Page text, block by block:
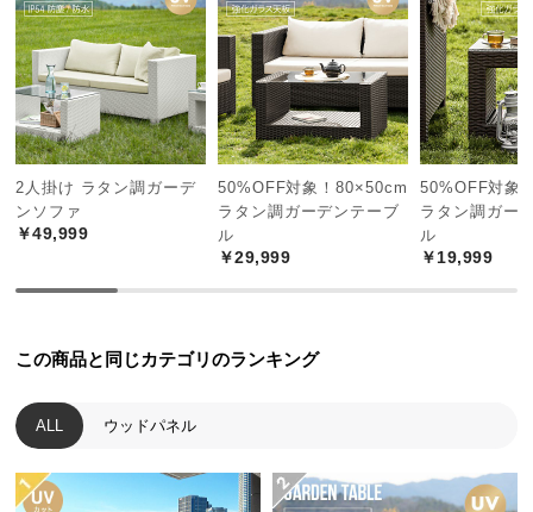
送
に
つ
い
て
中
型
商
送
広々とくつろげるワイドパラソル
直径約3メートルのワイドサイズ！4人掛けテーブル
もすっぽり入り、食事や団欒を楽しめます。
2人掛け ラタン調ガーデ
ンソファ
￥49,999
50%OFF対象！80×50cm
ラタン調ガーデンテーブ
ル
￥29,999
50%OFF対象
ラタン調ガー
ル
￥19,999
この商品と同じカテゴリのランキング
ALL ウッドパネル